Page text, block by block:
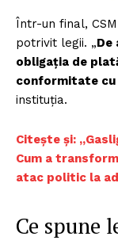
Într-un final,
potrivit legii. „De
obligația de
conformitate cu
instituția.
Citește și:
Cum a
atac politic la
Ce spune